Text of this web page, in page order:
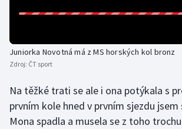
Short track
Sportovní střelba
Stolní tenis
Juniorka Novotná má z MS horských kol bronz
Zdroj: ČT sport
Na těžké trati se ale i ona potýkala s
prvním kole hned v prvním sjezdu
Mona spadla a musela se z toho